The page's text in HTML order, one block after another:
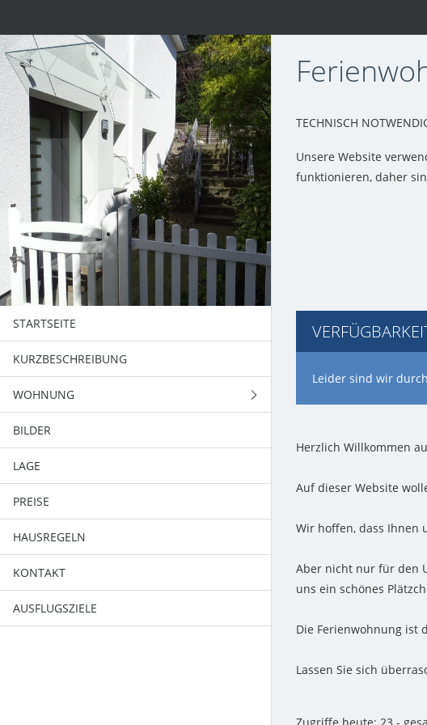
STARTSEITE
KURZBESCHREIBUNG
WOHNUNG
FLUR
WOHNZIMMER
SCHLAFZIMMER
KÜCHE
BAD
BILDER
LAGE
PREISE
HAUSREGELN
KONTAKT
AUSFLUGSZIELE
TECHNISCH
Unsere Website
funktionieren, daher
Leider sind wir
Herzlich Willkommen
Auf dieser Website
Wir hoffen, dass Ihnen
Aber nicht nur für den
uns ein schönes
Die Ferienwohnung ist
Lassen Sie sich